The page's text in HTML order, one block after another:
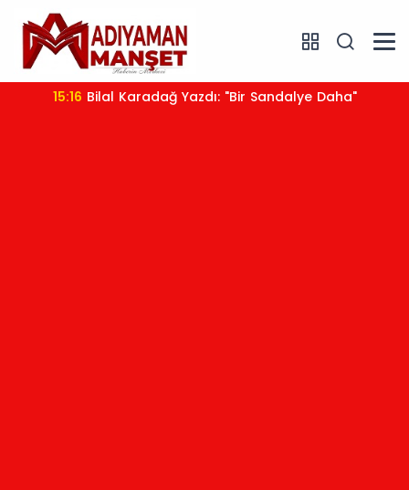
15:16 Bilal Karadağ Yazdı: "Bir Sandalye Daha"